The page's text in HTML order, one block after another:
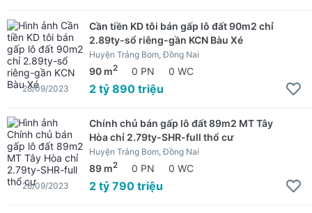
Cần tiền KD tôi bán gấp lô đất 90m2 chỉ
2.89ty-sổ riêng-gần KCN Bàu Xé
Huyện Trảng Bom, Đồng Nai
90 m2 0 PN 0 WC
2 tỷ 890 triệu
28/09/2023
Chính chủ bán gấp lô đất 89m2 MT Tây
Hòa chỉ 2.79ty-SHR-full thổ cư
Huyện Trảng Bom, Đồng Nai
89 m2 0 PN 0 WC
2 tỷ 790 triệu
28/09/2023